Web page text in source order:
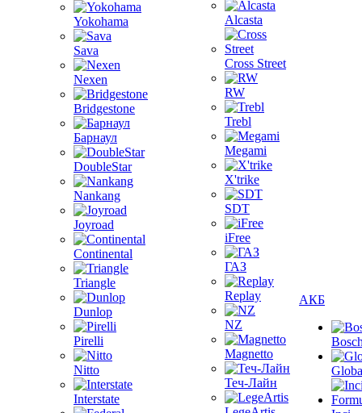
Yokohama
Sava
Nexen
Bridgestone
Барнаул
DoubleStar
Nankang
Joyroad
Continental
Triangle
Dunlop
Pirelli
Nitto
Interstate
Alcasta
Cross Street
RW
Trebl
Megami
X'trike
SDT
iFree
ГАЗ
Replay
NZ
Magnetto
Теч-Лайн
АКБ